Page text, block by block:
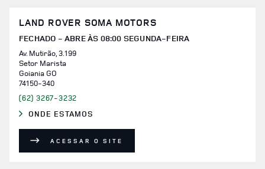
LAND ROVER SOMA MOTORS
FECHADO - ABRE ÀS 08:00 SEGUNDA-FEIRA
Av. Mutirão, 3.199
Setor Marista
Goiania GO
74150-340
(62) 3267-3232
ONDE ESTAMOS
LINK OPENS IN NEW TAB
ACESSAR O SITE